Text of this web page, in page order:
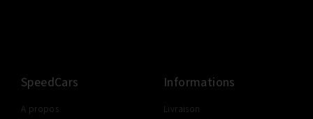
SpeedCars
A propos
Informations
Livraison